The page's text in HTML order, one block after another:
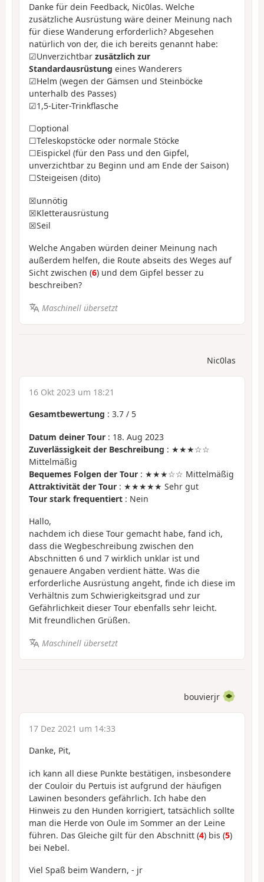
Danke für dein Feedback, Nic0las. Welche
zusätzliche Ausrüstung wäre deiner Meinung nach
für diese Wanderung erforderlich? Abgesehen
natürlich von der, die ich bereits genannt habe:
☑︎Unverzichtbar zusätzlich zur
Standardausrüstung eines Wanderers
☑︎Helm (wegen der Gämsen und Steinböcke
unterhalb des Passes)
☑︎1,5-Liter-Trinkflasche
☐optional
☐Teleskopstöcke oder normale Stöcke
☐Eispickel (für den Pass und den Gipfel,
unverzichtbar zu Beginn und am Ende der Saison)
☐Steigeisen (dito)
☒unnötig
☒Kletterausrüstung
☒Seil
Welche Angaben würden deiner Meinung nach
außerdem helfen, die Route abseits des Weges auf
Sicht zwischen (6) und dem Gipfel besser zu
beschreiben?
Maschinell übersetzt
Nic0las
16 Okt 2023 um 18:21
Gesamtbewertung : 3.7 / 5
Datum deiner Tour : 18. Aug 2023
Zuverlässigkeit der Beschreibung : ★★★☆☆
Mittelmäßig
Bequemes Folgen der Tour : ★★★☆☆ Mittelmäßig
Attraktivität der Tour : ★★★★★ Sehr gut
Tour stark frequentiert : Nein
Hallo,
nachdem ich diese Tour gemacht habe, fand ich,
dass die Wegbeschreibung zwischen den
Abschnitten 6 und 7 wirklich unklar ist und
genauere Angaben verdient hätte. Was die
erforderliche Ausrüstung angeht, finde ich diese im
Verhältnis zum Schwierigkeitsgrad und zur
Gefährlichkeit dieser Tour ebenfalls sehr leicht.
Mit freundlichen Grüßen.
Maschinell übersetzt
bouvierjr
17 Dez 2021 um 14:33
Danke, Pit,
ich kann all diese Punkte bestätigen, insbesondere
der Couloir du Pertuis ist aufgrund der häufigen
Lawinen besonders gefährlich. Ich habe den
Hinweis zu den Hunden korrigiert, tatsächlich sollte
man die Herde von Oule im Sommer an der Leine
führen. Das Gleiche gilt für den Abschnitt (4) bis (5)
bei Nebel.
Viel Spaß beim Wandern, - jr